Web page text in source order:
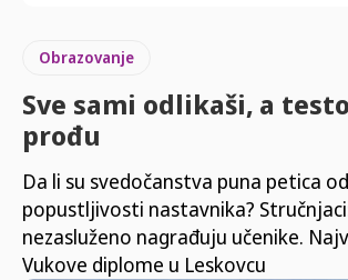
Obrazovanje
Sve sami odlikaši, a
prođu
Da li su svedočanstva puna petica
popustljivosti nastavnika?
nezasluženo nagrađuju učenike.
Vukove diplome u Leskovcu